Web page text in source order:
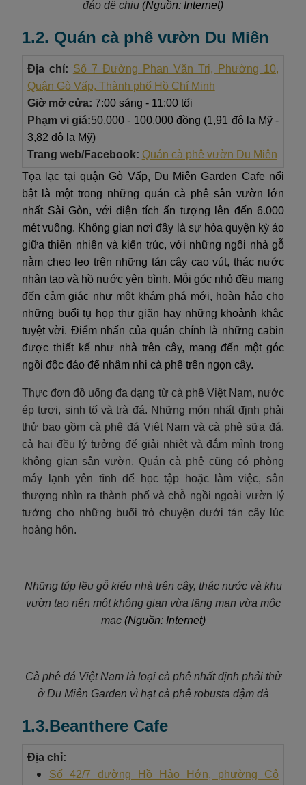
đáo dễ chịu (Nguồn: Internet)
1.2. Quán cà phê vườn Du Miên
Địa chỉ: Số 7 Đường Phan Văn Trị, Phường 10,
Quận Gò Vấp, Thành phố Hồ Chí Minh
Giờ mở cửa: 7:00 sáng - 11:00 tối
Phạm vi giá:50.000 - 100.000 đồng (1,91 đô la Mỹ -
3,82 đô la Mỹ)
Trang web/Facebook: Quán cà phê vườn Du Miên
Tọa lạc tại quận Gò Vấp, Du Miên Garden Cafe nổi
bật là một trong những quán cà phê sân vườn lớn
nhất Sài Gòn, với diện tích ấn tượng lên đến 6.000
mét vuông. Không gian nơi đây là sự hòa quyện kỳ ảo
giữa thiên nhiên và kiến trúc, với những ngôi nhà gỗ
nằm cheo leo trên những tán cây cao vút, thác nước
nhân tạo và hồ nước yên bình. Mỗi góc nhỏ đều mang
đến cảm giác như một khám phá mới, hoàn hảo cho
những buổi tụ họp thư giãn hay những khoảnh khắc
tuyệt vời. Điểm nhấn của quán chính là những cabin
được thiết kế như nhà trên cây, mang đến một góc
ngồi độc đáo để nhâm nhi cà phê trên ngọn cây.
Thực đơn đồ uống đa dạng từ cà phê Việt Nam, nước
ép tươi, sinh tố và trà đá. Những món nhất định phải
thử bao gồm cà phê đá Việt Nam và cà phê sữa đá,
cả hai đều lý tưởng để giải nhiệt và đắm mình trong
không gian sân vườn. Quán cà phê cũng có phòng
máy lạnh yên tĩnh để học tập hoặc làm việc, sân
thượng nhìn ra thành phố và chỗ ngồi ngoài vườn lý
tưởng cho những buổi trò chuyện dưới tán cây lúc
hoàng hôn.
Những túp lều gỗ kiểu nhà trên cây, thác nước và khu
vườn tạo nên một không gian vừa lãng mạn vừa mộc
mạc (Nguồn: Internet)
Cà phê đá Việt Nam là loại cà phê nhất định phải thử
ở Du Miên Garden vì hạt cà phê robusta đậm đà
1.3.Beanthere Cafe
Địa chỉ:
Số 42/7 đường Hồ Hảo Hớn, phường Cô